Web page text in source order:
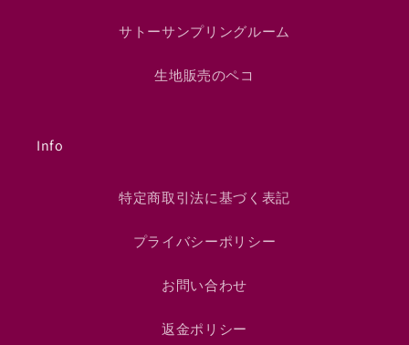
サトーサンプリングルーム
生地販売のペコ
Info
特定商取引法に基づく表記
プライバシーポリシー
お問い合わせ
返金ポリシー